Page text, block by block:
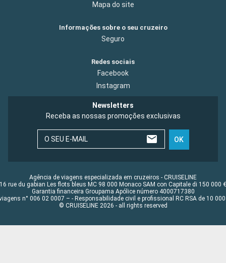
Mapa do site
Informações sobre o seu cruzeiro
Seguro
Redes sociais
Facebook
Instagram
Newsletters
Receba as nossas promoções exclusivas
O SEU E-MAIL OK
Agência de viagens especializada em cruzeiros - CRUISELINE
16 rue du gabian Les flots bleus MC 98 000 Monaco SAM con Capitale di 150 000 €
Garantia financeira Groupama Apólice número 4000717380
n° 006 02 0007 – - Responsabilidade civil e profissional RC RSA de 10 000
© CRUISELINE 2026 - all rights reserved